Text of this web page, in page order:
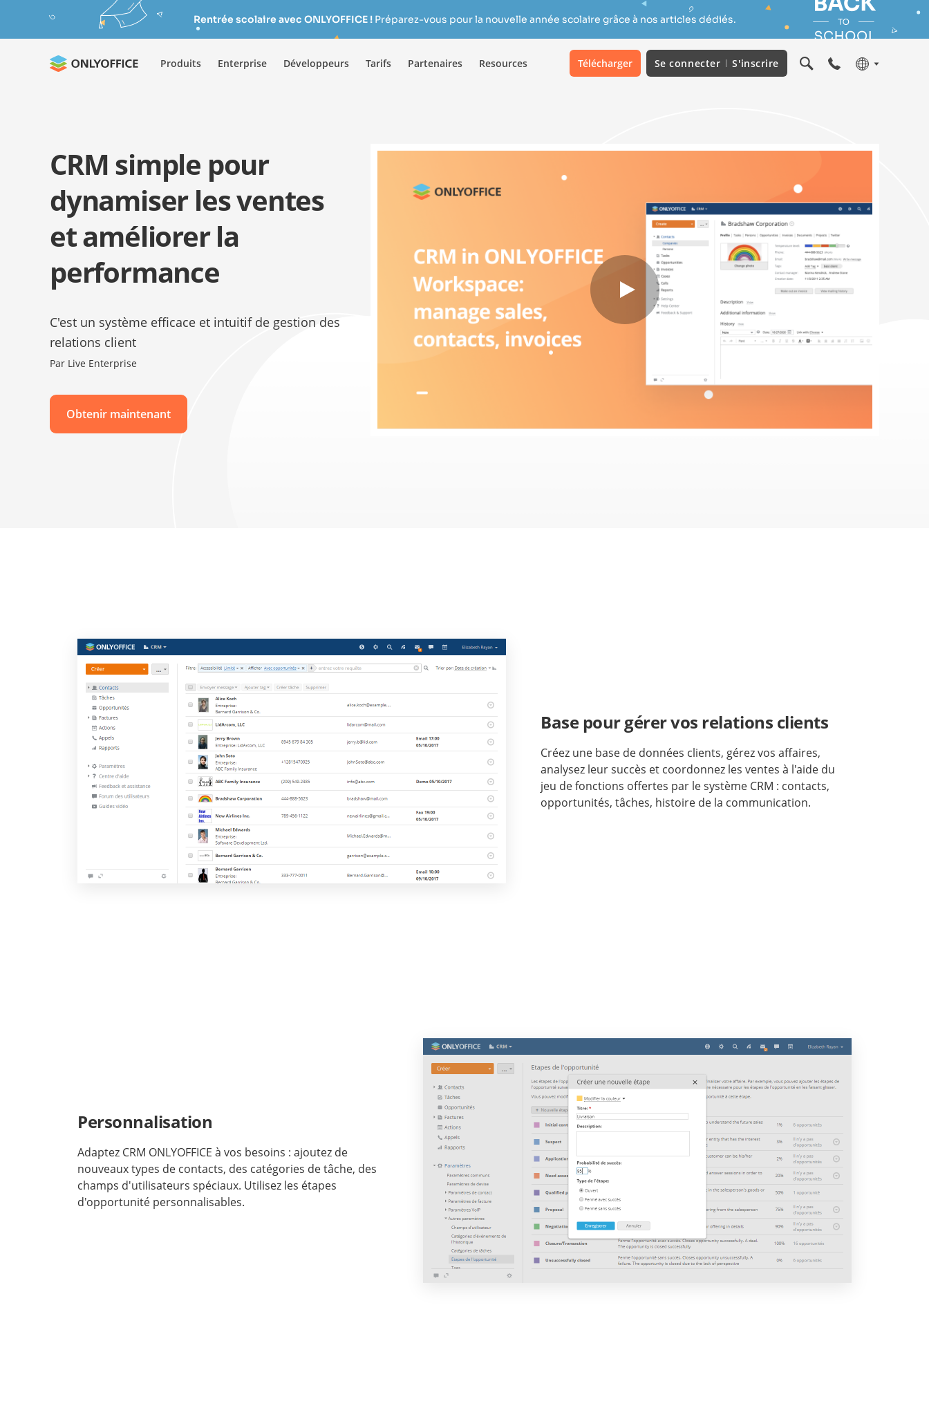
Rentrée scolaire avec ONLYOFFICE !Préparez-vous pour la nouvelle année scolaire grâce à nos articles dédiés.
Produits Enterprise Développeurs Tarifs Partenaires Resources Télécharger Se connecter S'inscrire
CRM simple pour
dynamiser les ventes
et améliorer la
performance
C'est un système efficace et intuitif de gestion des
relations client
Par Live Enterprise
Obtenir maintenant
Base pour gérer vos relations clients
Créez une base de données clients, gérez vos affaires,
analysez leur succès et coordonnez les ventes à l'aide du
jeu de fonctions offertes par le système CRM : contacts,
opportunités, tâches, histoire de la communication.
Personnalisation
Adaptez CRM ONLYOFFICE à vos besoins : ajoutez de
nouveaux types de contacts, des catégories de tâche, des
champs d'utilisateurs spéciaux. Utilisez les étapes
d'opportunité personnalisables.